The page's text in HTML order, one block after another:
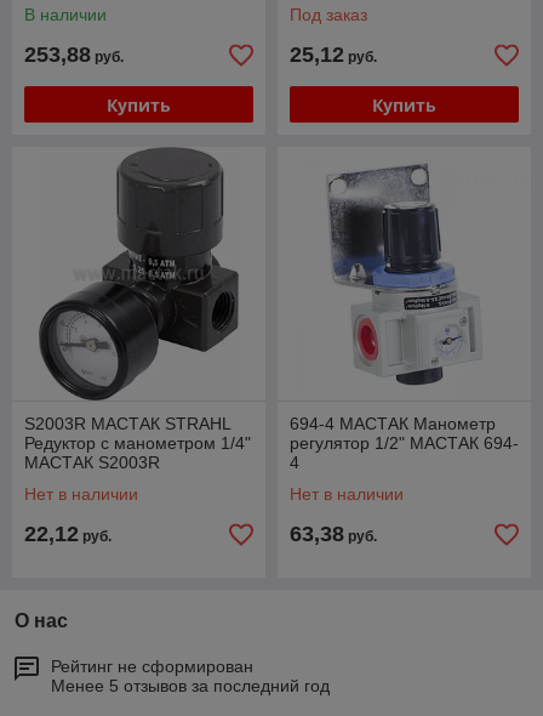
В наличии
253,88 руб.
Купить
Под заказ
25,12 руб.
Купить
S2003R МАСТАК STRAHL
Редуктор с манометром 1/4"
МАСТАК S2003R
Нет в наличии
22,12 руб.
694-4 МАСТАК Манометр
регулятор 1/2" МАСТАК 694-
4
Нет в наличии
63,38 руб.
О нас
Рейтинг не сформирован
Менее 5 отзывов за последний год